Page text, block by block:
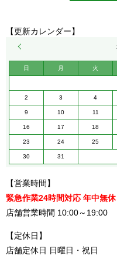
【更新カレンダー】
日 月 火
2 3 4
9 10 11
16 17 18
23 24 25
30 31
【営業時間】
緊急作業24時間対応 年中無休
店舗営業時間 10:00～19:00
【定休日】
店舗定休日 日曜日・祝日